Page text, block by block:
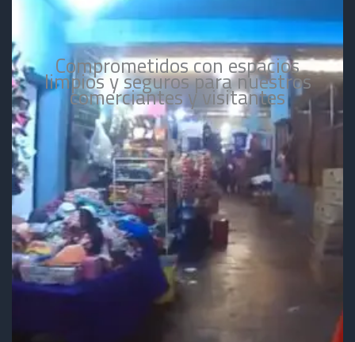
Comprometidos con espacios
limpios y seguros para nuestros
comerciantes y visitantes